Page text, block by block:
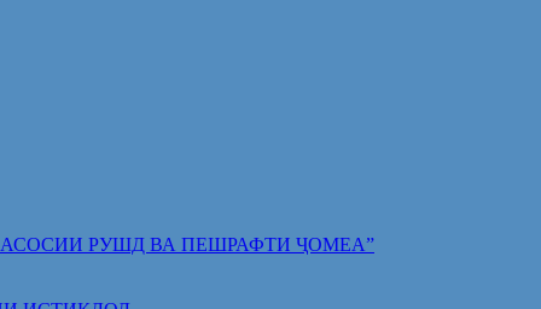
АСОСИИ РУШД ВА ПЕШРАФТИ ҶОМЕА”